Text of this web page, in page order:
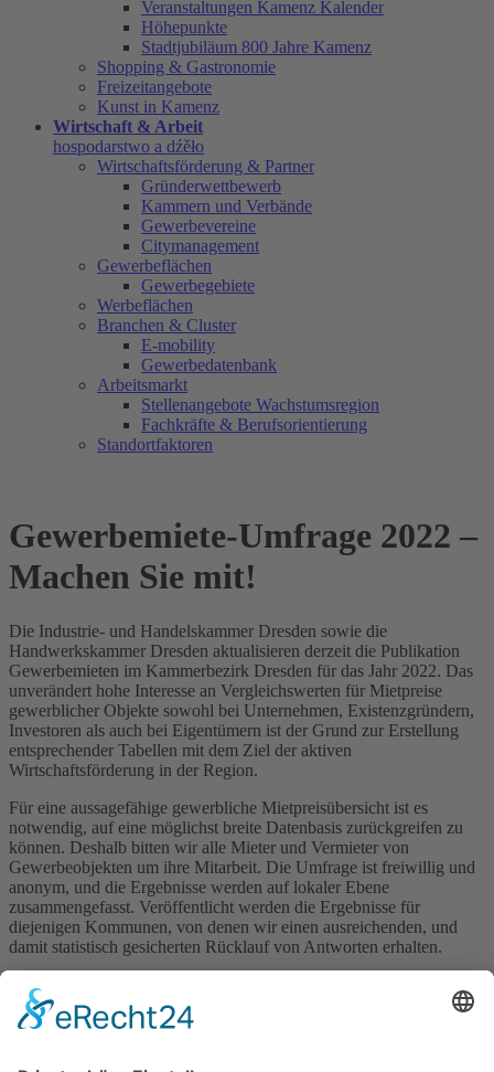
Veranstaltungen Kamenz Kalender
Höhepunkte
Stadtjubiläum 800 Jahre Kamenz
Shopping & Gastronomie
Freizeitangebote
Kunst in Kamenz
Wirtschaft & Arbeit
hospodarstwo a dźěło
Wirtschaftsförderung & Partner
Gründerwettbewerb
Kammern und Verbände
Gewerbevereine
Citymanagement
Gewerbeflächen
Gewerbegebiete
Werbeflächen
Branchen & Cluster
E-mobility
Gewerbedatenbank
Arbeitsmarkt
Stellenangebote Wachstumsregion
Fachkräfte & Berufsorientierung
Standortfaktoren
Gewerbemiete-Umfrage 2022 –
Machen Sie mit!
Die Industrie- und Handelskammer Dresden sowie die
Handwerkskammer Dresden aktualisieren derzeit die Publikation
Gewerbemieten im Kammerbezirk Dresden für das Jahr 2022. Das
unverändert hohe Interesse an Vergleichswerten für Mietpreise
gewerblicher Objekte sowohl bei Unternehmen, Existenzgründern,
Investoren als auch bei Eigentümern ist der Grund zur Erstellung
entsprechender Tabellen mit dem Ziel der aktiven
Wirtschaftsförderung in der Region.
Für eine aussagefähige gewerbliche Mietpreisübersicht ist es
notwendig, auf eine möglichst breite Datenbasis zurückgreifen zu
können. Deshalb bitten wir alle Mieter und Vermieter von
Gewerbeobjekten um ihre Mitarbeit. Die Umfrage ist freiwillig und
anonym, und die Ergebnisse werden auf lokaler Ebene
zusammengefasst. Veröffentlicht werden die Ergebnisse für
diejenigen Kommunen, von denen wir einen ausreichenden, und
damit statistisch gesicherten Rücklauf von Antworten erhalten.
Der Link zur Befragung lautet:
https://link.webropol.com/s/gewerbemieten